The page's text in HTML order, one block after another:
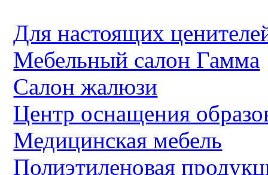
Для настоящих
Мебельный салон Гамма
Салон жалюзи
Центр оснащения
Медицинская мебель
Полиэтиленовая